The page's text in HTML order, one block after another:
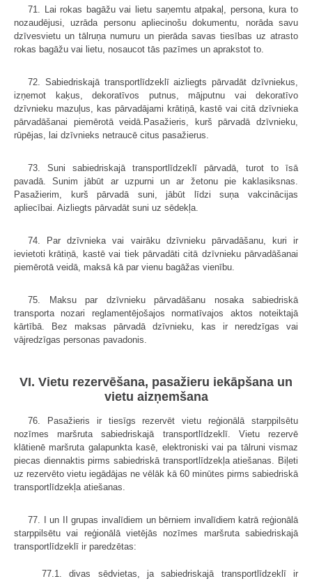
71. Lai rokas bagāžu vai lietu saņemtu atpakaļ, persona, kura to
nozaudējusi, uzrāda personu apliecinošu dokumentu, norāda savu
dzīvesvietu un tālruņa numuru un pierāda savas tiesības uz atrasto
rokas bagāžu vai lietu, nosaucot tās pazīmes un aprakstot to.
72. Sabiedriskajā transportlīdzeklī aizliegts pārvadāt dzīvniekus,
izņemot kaķus, dekoratīvos putnus, mājputnu vai dekoratīvo
dzīvnieku mazuļus, kas pārvadājami krātiņā, kastē vai citā dzīvnieka
pārvadāšanai piemērotā veidā.Pasažieris, kurš pārvadā dzīvnieku,
rūpējas, lai dzīvnieks netraucē citus pasažierus.
73. Suni sabiedriskajā transportlīdzeklī pārvadā, turot to īsā
pavadā. Sunim jābūt ar uzpurni un ar žetonu pie kaklasiksnas.
Pasažierim, kurš pārvadā suni, jābūt līdzi suņa vakcinācijas
apliecībai. Aizliegts pārvadāt suni uz sēdekļa.
74. Par dzīvnieka vai vairāku dzīvnieku pārvadāšanu, kuri ir
ievietoti krātiņā, kastē vai tiek pārvadāti citā dzīvnieku pārvadāšanai
piemērotā veidā, maksā kā par vienu bagāžas vienību.
75. Maksu par dzīvnieku pārvadāšanu nosaka sabiedriskā
transporta nozari reglamentējošajos normatīvajos aktos noteiktajā
kārtībā. Bez maksas pārvadā dzīvnieku, kas ir neredzīgas vai
vājredzīgas personas pavadonis.
VI. Vietu rezervēšana, pasažieru iekāpšana un
vietu aizņemšana
76. Pasažieris ir tiesīgs rezervēt vietu reģionālā starppilsētu
nozīmes maršruta sabiedriskajā transportlīdzeklī. Vietu rezervē
klātienē maršruta galapunkta kasē, elektroniski vai pa tālruni vismaz
piecas diennaktis pirms sabiedriskā transportlīdzekļa atiešanas. Biļeti
uz rezervēto vietu iegādājas ne vēlāk kā 60 minūtes pirms sabiedriskā
transportlīdzekļa atiešanas.
77. I un II grupas invalīdiem un bērniem invalīdiem katrā reģionālā
starppilsētu vai reģionālā vietējās nozīmes maršruta sabiedriskajā
transport­līdzeklī ir paredzētas:
77.1. divas sēdvietas, ja sabiedriskajā transportlīdzeklī ir